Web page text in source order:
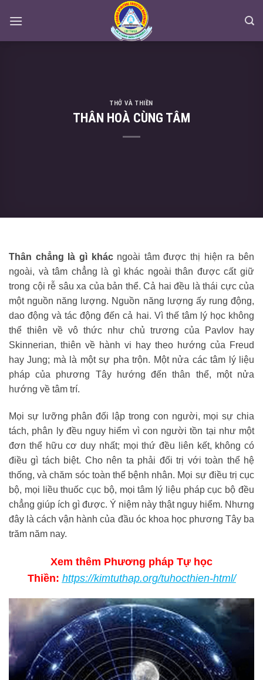
THỞ VÀ THIỀN
THÂN HOÀ CÙNG TÂM
Thân chẳng là gì khácngoài tâm được thị hiện ra bên
ngoài, và tâm chẳng là gì khác ngoài thân được cất giữ
trong cội rễ sâu xa của bản thể. Cả hai đều là thái cực của
một nguồn năng lượng. Nguồn năng lượng ấy rung động,
dao động và tác động đến cả hai. Vì thế tâm lý học không
thể thiên về vô thức như chủ trương của Pavlov hay
Skinnerian, thiên về hành vi hay theo hướng của Freud
hay Jung; mà là một sự pha trộn. Một nửa các tâm lý liệu
pháp của phương Tây hướng đến thân thể, một nửa
hướng về tâm trí.
Mọi sự lưỡng phân đối lập trong con người, mọi sự chia
tách, phân ly đều nguy hiểm vì con người tồn tại như một
đơn thể hữu cơ duy nhất; mọi thứ đều liên kết, không có
điều gì tách biệt. Cho nên ta phải đối trị với toàn thể hệ
thống, và chăm sóc toàn thể bệnh nhân. Mọi sự điều trị cục
bộ, mọi liều thuốc cục bộ, mọi tâm lý liệu pháp cục bộ đều
chẳng giúp ích gì được. Ý niệm này thật nguy hiểm. Nhưng
đây là cách vận hành của đầu óc khoa học phương Tây ba
trăm năm nay.
Xem thêm Phương pháp Tự học
Thiền: https://kimtuthap.org/tuhocthien-html/